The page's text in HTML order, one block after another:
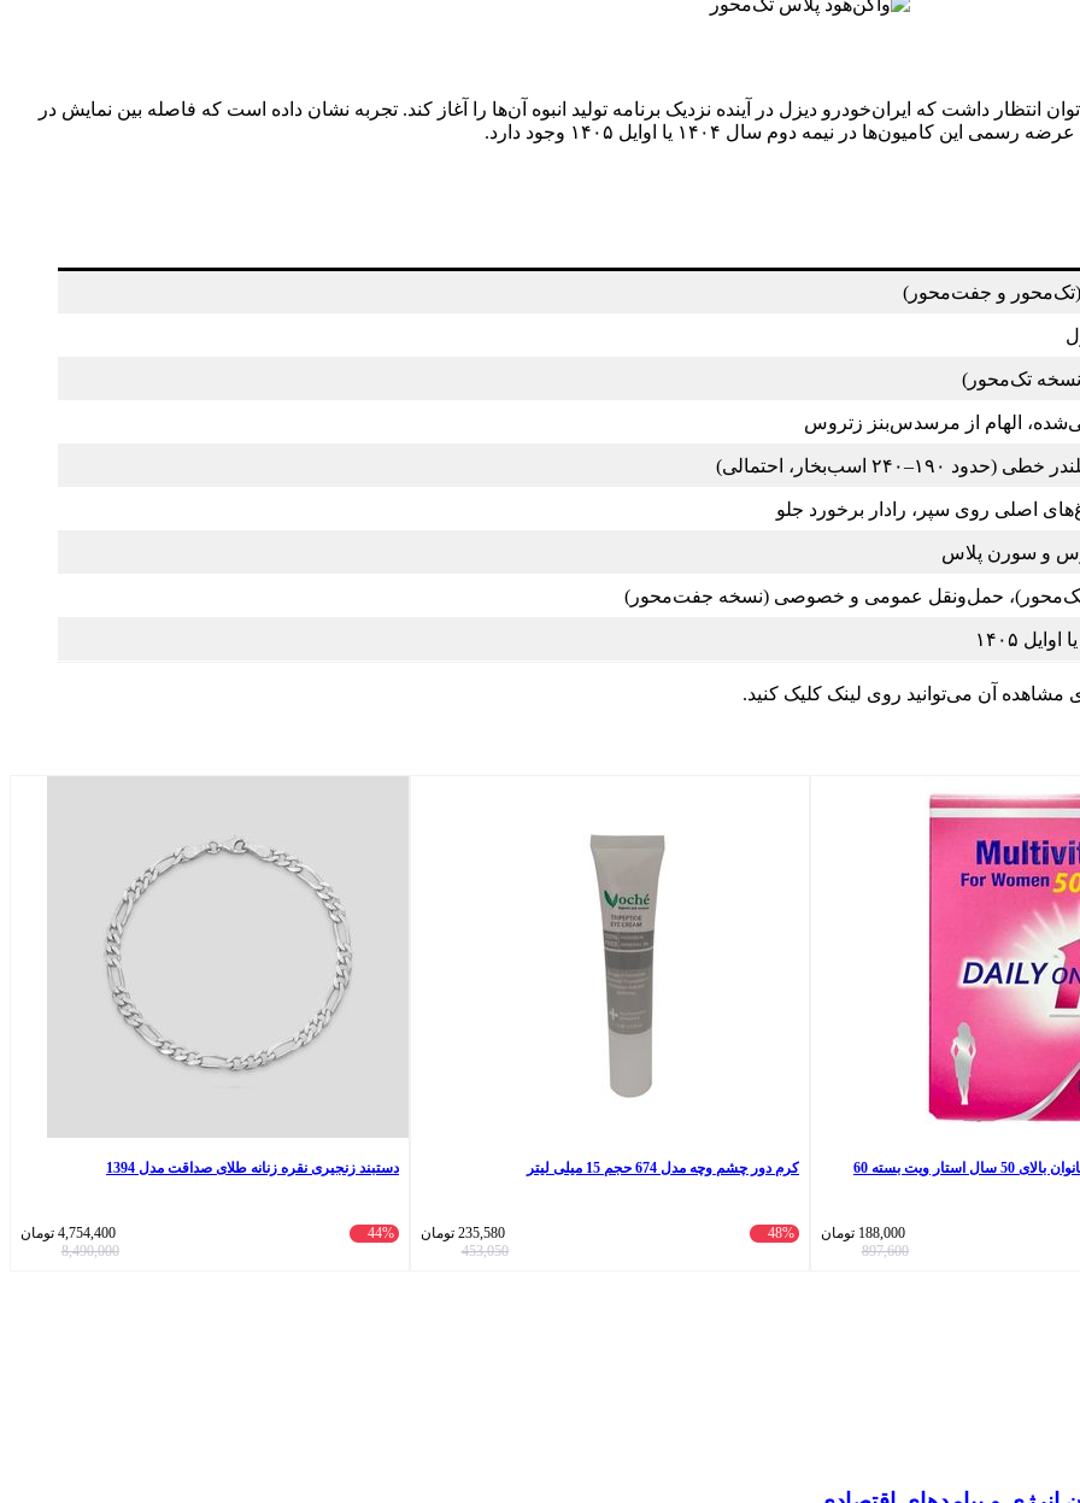
انتظار داشت که ایران‌خودرو دیزل در آینده نزدیک برنامه تولید انبوه آن‌ها را آغاز کند. تجربه نشان داده است که فاصله بین نمایش در
در نیمه دوم سال ۱۴۰۴ یا اوایل ۱۴۰۵ وجود دارد.
(تک‌محور و جفت‌محور)
الهام از مرسدس‌بنز زتروس
اسب‌بخار، احتمالی)
اصلی روی سپر، رادار برخورد جلو
و سورن پلاس
حمل‌ونقل عمومی و خصوصی (نسخه جفت‌محور)
مشاهده آن می‌توانید روی لینک کلیک کنید.
کپسول مولتی ویت بانوان بالای 50 سال استار ویت بسته 60
188,000 تومان
897,600
کرم دور چشم وچه مدل 674 حجم 15 میلی لیتر
48%
235,580 تومان
453,050
دستبند زنجیری نقره زنانه طلای صداقت مدل 1394
44%
4,754,400 تومان
8,490,000